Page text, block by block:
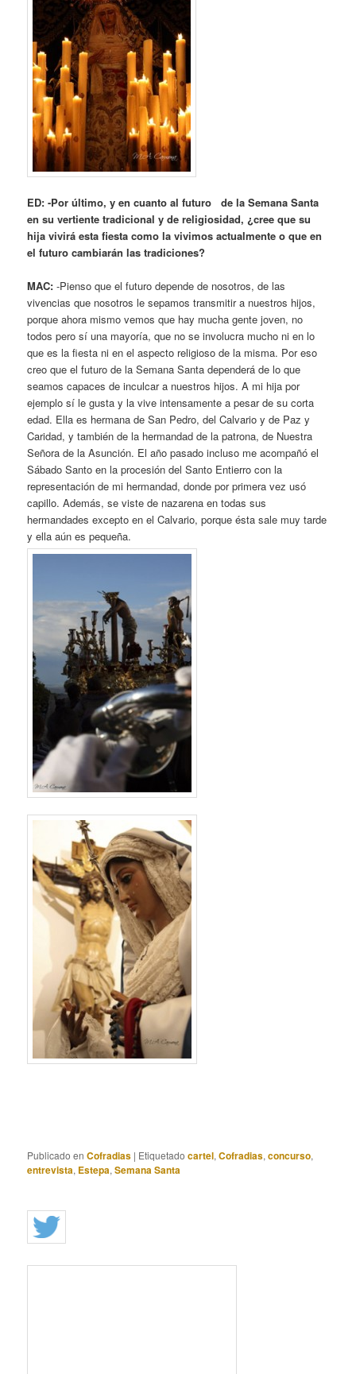
ED: -Por último, y en cuanto al futuro de la Semana Santa
en su vertiente tradicional y de religiosidad, ¿cree que su
hija vivirá esta fiesta como la vivimos actualmente o que en
el futuro cambiarán las tradiciones?
MAC: -Pienso que el futuro depende de nosotros, de las
vivencias que nosotros le sepamos transmitir a nuestros hijos,
porque ahora mismo vemos que hay mucha gente joven, no
todos pero sí una mayoría, que no se involucra mucho ni en lo
que es la fiesta ni en el aspecto religioso de la misma. Por eso
creo que el futuro de la Semana Santa dependerá de lo que
seamos capaces de inculcar a nuestros hijos. A mi hija por
ejemplo sí le gusta y la vive intensamente a pesar de su corta
edad. Ella es hermana de San Pedro, del Calvario y de Paz y
Caridad, y también de la hermandad de la patrona, de Nuestra
Señora de la Asunción. El año pasado incluso me acompañó el
Sábado Santo en la procesión del Santo Entierro con la
representación de mi hermandad, donde por primera vez usó
capillo. Además, se viste de nazarena en todas sus
hermandades excepto en el Calvario, porque ésta sale muy tarde
y ella aún es pequeña.
Publicado en Cofradias | Etiquetado cartel,Cofradias,concurso,
entrevista, Estepa,Semana Santa